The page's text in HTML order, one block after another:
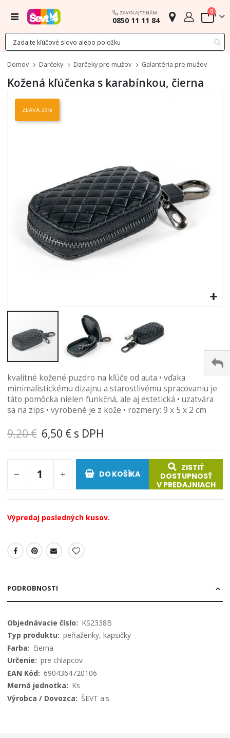
Menu ZAVOLAJTE NÁM
0850 11 11 84 Cart
0
Domov Darčeky Darčeky pre mužov Galantéria pre mužov
Kožená kľúčenka s karabínkou, čierna
koniec
ZĽAVA 29%
na
začiatok
galérie
obrázkov
kvalitné kožené puzdro na kľúče od auta • vďaka
minimalistickému dizajnu a starostlivému spracovaniu je
táto pomôcka nielen funkčná, ale aj estetická • uzatvára
sa na zips • vyrobené je z kože • rozmery: 9 x 5 x 2 cm
9,20 € 6,50 €
DO KOŠÍKA
ZISTIŤ
DOSTUPNOSŤ
V PREDAJNIACH
Výpredaj posledných kusov.
PODROBNOSTI
Viac
informácií
KS2338B
peňaženky, kapsičky
čierna
pre chlapcov
6904364720106
Ks
ŠEVT a.s.